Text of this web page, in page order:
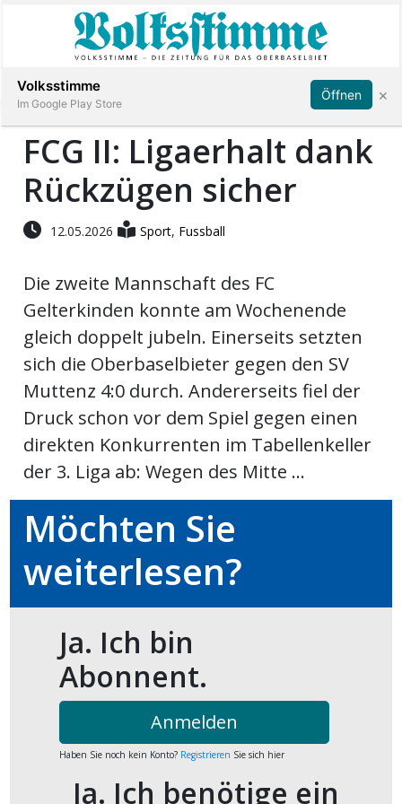
Immobilien
Veranstaltungen
Stellen
E-
Paper
App
Fussball
Abonnieren Anmelden
FCG II: Ligaerhalt dank
Rückzügen sicher
12.05.2026 Sport, Fussball
Die zweite Mannschaft des FC
Gelterkinden konnte am Wochenende
gleich doppelt jubeln. Einerseits setzten
sich die Oberbaselbieter gegen den SV
Muttenz 4:0 durch. Andererseits fiel der
Druck schon vor dem Spiel gegen einen
direkten Konkurrenten im Tabellenkeller
der 3. Liga ab: Wegen des Mitte ...
Möchten Sie
weiterlesen?
Ja. Ich bin
Abonnent.
Anmelden
Haben Sie noch kein Konto? Registrieren Sie sich hier
Ja. Ich benötige ein
Volksstimme
Im Google Play Store
Öffnen ×